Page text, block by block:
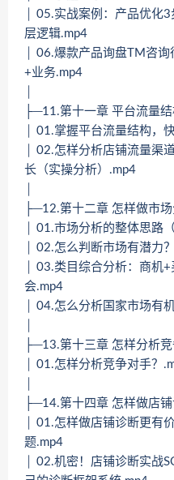
│ 05.实战案例：产品优化
层逻辑.mp4
│ 06.爆款产品询盘TM咨
+业务.mp4
├─11.第十一章 平台流量结
│ 01.掌握平台流量结构，
│ 02.怎样分析店铺流量渠
长（实操分析）.mp4
├─12.第十二章 怎样做市场
│ 01.市场分析的整体思路
│ 02.怎么判断市场有潜力
│ 03.类目综合分析：商机
会.mp4
│ 04.怎么分析国家市场有
├─13.第十三章 怎样分析竞
│ 01.怎样分析竞争对手？
├─14.第十四章 怎样做店
│ 01.怎样做店铺诊断更有
题.mp4
│ 02.机密！店铺诊断实战